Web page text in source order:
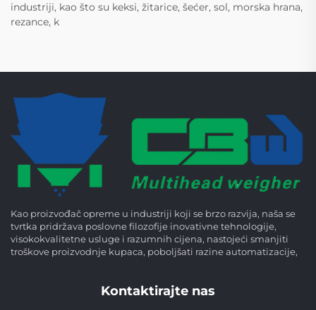
industriji, kao što su keksi, žitarice, šećer, sol, morska hrana,
rezance, k
Kao proizvođač opreme u industriji koji se brzo razvija, naša se
tvrtka pridržava poslovne filozofije inovativne tehnologije,
visokokvalitetne usluge i razumnih cijena, nastojeći smanjiti
troškove proizvodnje kupaca, poboljšati razine automatizacije,
Kontaktirajte nas